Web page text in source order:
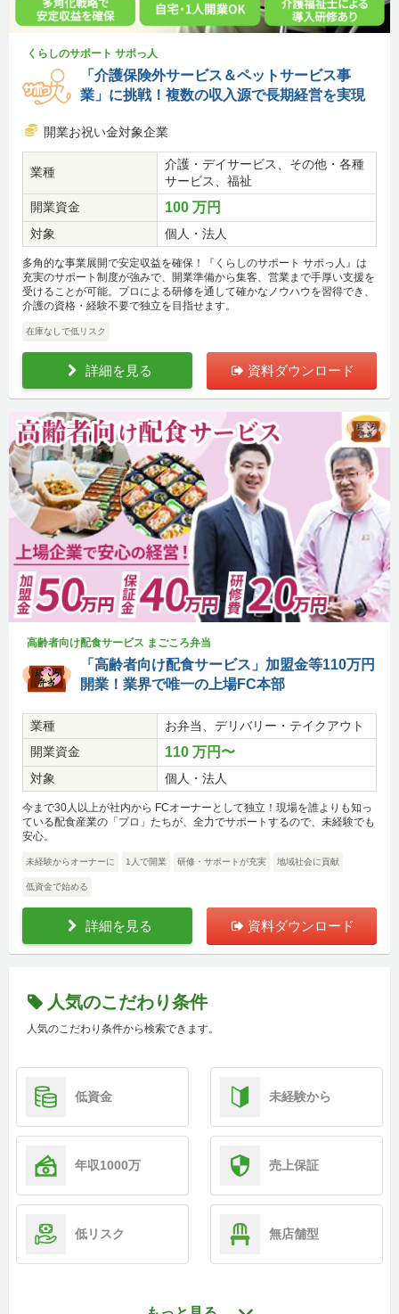
くらしのサポート サポっ人
「介護保険外サービス＆ペットサービス事
業」に挑戦！複数の収入源で長期経営を実現
開業お祝い金対象企業
業種
介護・デイサービス、その他・各種
サービス、福祉
開業資金
100 万円
対象 個人・法人
多角的な事業展開で安定収益を確保！『くらしのサポート サポっ人』は
充実のサポート制度が強みで、開業準備から集客、営業まで手厚い支援を
受けることが可能。プロによる研修を通して確かなノウハウを習得でき、
介護の資格・経験不要で独立を目指せます。
在庫なしで低リスク
詳細を見る 資料ダウンロード
高齢者向け配食サービス まごころ弁当
「高齢者向け配食サービス」加盟金等110万円
開業！業界で唯一の上場FC本部
業種
お弁当、デリバリー・テイクアウト
開業資金
110 万円〜
対象 個人・法人
今まで30人以上が社内から FCオーナーとして独立！現場を誰よりも知っ
ている配食産業の「プロ」たちが、全力でサポートするので、未経験でも
安心。
未経験からオーナーに 1人で開業 研修・サポートが充実 地域社会に貢献
低資金で始める
詳細を見る 資料ダウンロード
人気のこだわり条件
人気のこだわり条件から検索できます。
低資金 未経験から
年収1000万 売上保証
低リスク 無店舗型